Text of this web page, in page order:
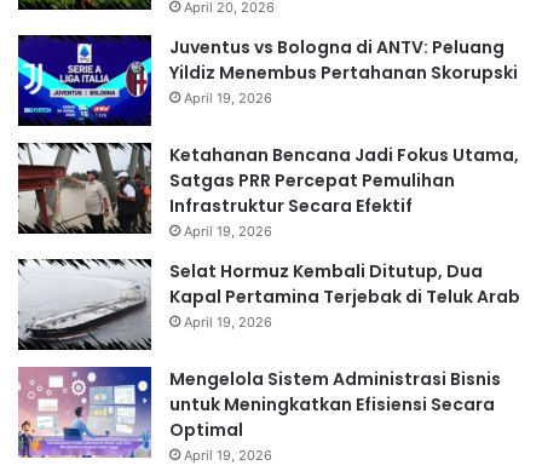
April 20, 2026
Juventus vs Bologna di ANTV: Peluang
Yildiz Menembus Pertahanan Skorupski
April 19, 2026
Ketahanan Bencana Jadi Fokus Utama,
Satgas PRR Percepat Pemulihan
Infrastruktur Secara Efektif
April 19, 2026
Selat Hormuz Kembali Ditutup, Dua
Kapal Pertamina Terjebak di Teluk Arab
April 19, 2026
Mengelola Sistem Administrasi Bisnis
untuk Meningkatkan Efisiensi Secara
Optimal
April 19, 2026